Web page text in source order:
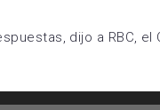
dijo a RBC, el